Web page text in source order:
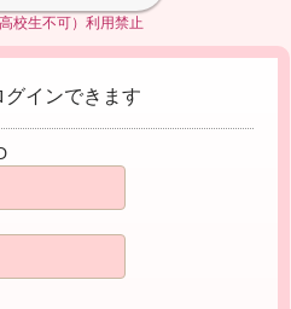
校生不可）利用禁止
インできます